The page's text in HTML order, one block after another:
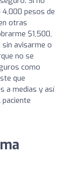
pesos de
otras
$1,500,
avisarme o
no se
como
que
a medias y así